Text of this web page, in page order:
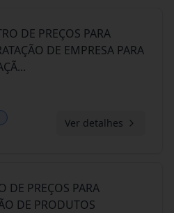
DE PREÇOS PARA
DE EMPRESA PARA
...
Ver detalhes
DE PREÇOS PARA
DE PRODUTOS